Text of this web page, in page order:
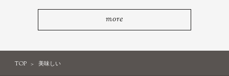
more
TOP 美味しい